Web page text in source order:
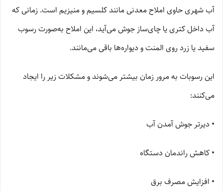
آب شهری حاوی املاح معدنی مانند کلسیم و منیزیم است. زمانی که
آب داخل کتری یا چای‌ساز جوش می‌آید، این املاح به‌صورت رسوب
سفید یا زرد روی المنت و دیواره‌ها باقی می‌مانند.
این رسوبات به مرور زمان بیشتر می‌شوند و مشکلات زیر را ایجاد
می‌کنند:
• دیرتر جوش آمدن آب
• کاهش راندمان دستگاه
• افزایش مصرف برق